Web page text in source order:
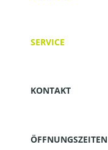
SERVICE
KONTAKT
ÖFFNUNGSZEITEN